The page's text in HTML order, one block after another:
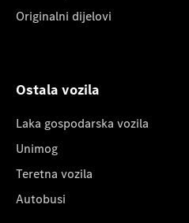
Originalni dijelovi
Ostala vozila
Laka gospodarska vozila
Unimog
Teretna vozila
Autobusi